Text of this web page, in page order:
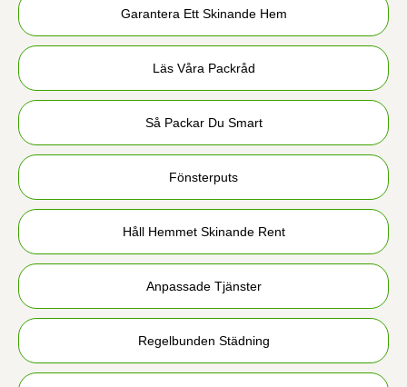
Garantera Ett Skinande Hem
Läs Våra Packråd
Så Packar Du Smart
Fönsterputs
Håll Hemmet Skinande Rent
Anpassade Tjänster
Regelbunden Städning